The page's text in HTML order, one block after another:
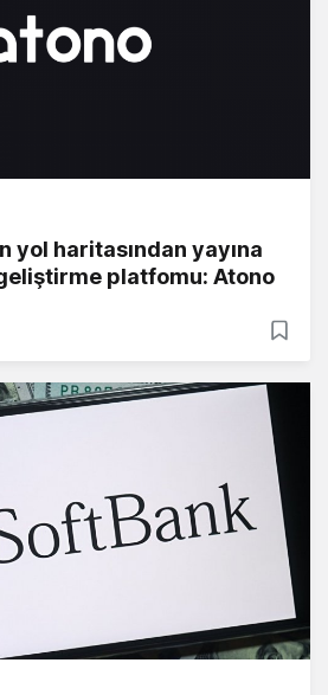
yol haritasından yayına
platfomu: Atono